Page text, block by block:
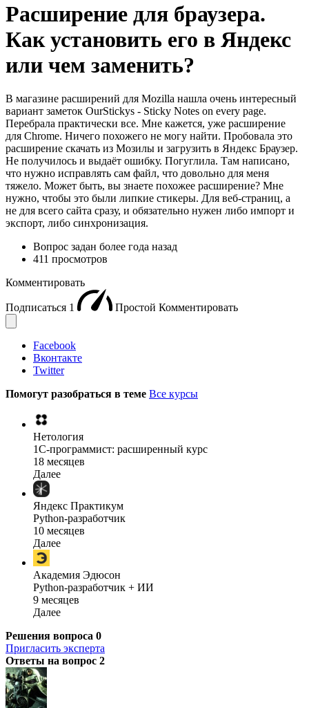
Расширение для браузера.
Как установить его в Яндекс
или чем заменить?
В магазине расширений для Mozilla нашла очень интересный
вариант заметок OurStickys - Sticky Notes on every page.
Перебрала практически все. Мне кажется, уже расширение
для Chrome. Ничего похожего не могу найти. Пробовала это
расширение скачать из Мозилы и загрузить в Яндекс Браузер.
Не получилось и выдаёт ошибку. Погуглила. Там написано,
что нужно исправлять сам файл, что довольно для меня
тяжело. Может быть, вы знаете похожее расширение? Мне
нужно, чтобы это были липкие стикеры. Для веб-страниц, а
не для всего сайта сразу, и обязательно нужен либо импорт и
экспорт, либо синхронизация.
Вопрос задан более года назад
411 просмотров
Комментировать
Подписаться 1 Простой Комментировать
Facebook
Вконтакте
Twitter
Помогут разобраться в теме Все курсы
Нетология
1C-программист: расширенный курс
18 месяцев
Далее
Яндекс Практикум
Python-разработчик
10 месяцев
Далее
Академия Эдюсон
Python-разработчик + ИИ
9 месяцев
Далее
Решения вопроса 0
Пригласить эксперта
Ответы на вопрос 2